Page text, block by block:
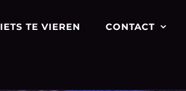
IETS TE VIEREN CONTACT